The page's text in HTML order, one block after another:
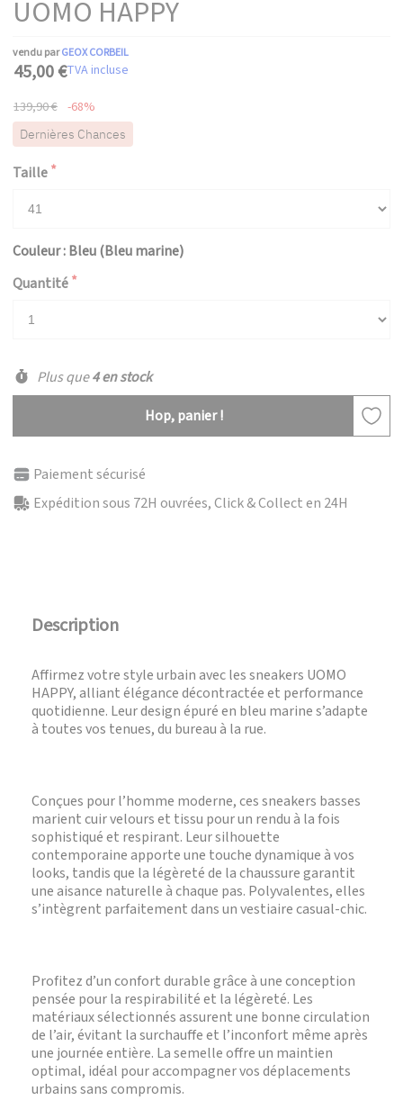
UOMO HAPPY
vendu parGEOX CORBEIL
45,00 €TVA incluse
139,90 € -68%
Dernières Chances
Taille
Couleur : Bleu (Bleu marine)
Quantité
Plus que4 en stock
Hop, panier !
Paiement sécurisé
Expédition sous 72H ouvrées, Click & Collect en 24H
Description
Affirmez votre style urbain avec les sneakers UOMO
HAPPY, alliant élégance décontractée et performance
quotidienne. Leur design épuré en bleu marine s’adapte
à toutes vos tenues, du bureau à la rue.
Conçues pour l’homme moderne, ces sneakers basses
marient cuir velours et tissu pour un rendu à la fois
sophistiqué et respirant. Leur silhouette
contemporaine apporte une touche dynamique à vos
looks, tandis que la légèreté de la chaussure garantit
une aisance naturelle à chaque pas. Polyvalentes, elles
s’intègrent parfaitement dans un vestiaire casual-chic.
Profitez d’un confort durable grâce à une conception
pensée pour la respirabilité et la légèreté. Les
matériaux sélectionnés assurent une bonne circulation
de l’air, évitant la surchauffe et l’inconfort même après
une journée entière. La semelle offre un maintien
optimal, idéal pour accompagner vos déplacements
urbains sans compromis.